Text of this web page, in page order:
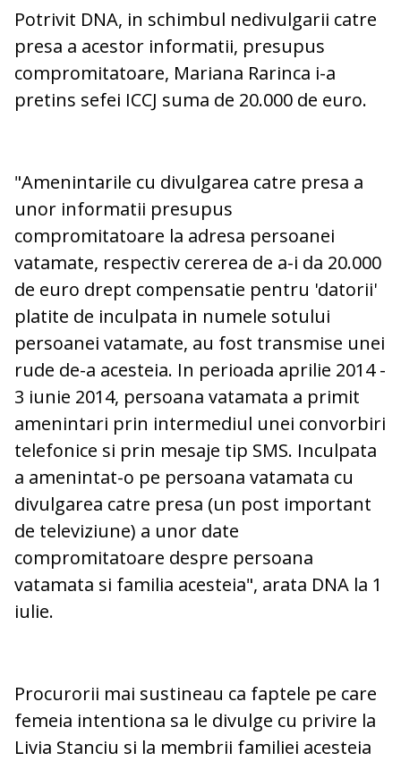
Potrivit DNA, in schimbul nedivulgarii catre
presa a acestor informatii, presupus
compromitatoare, Mariana Rarinca i-a
pretins sefei ICCJ suma de 20.000 de euro.
"Amenintarile cu divulgarea catre presa a
unor informatii presupus
compromitatoare la adresa persoanei
vatamate, respectiv cererea de a-i da 20.000
de euro drept compensatie pentru 'datorii'
platite de inculpata in numele sotului
persoanei vatamate, au fost transmise unei
rude de-a acesteia. In perioada aprilie 2014 -
3 iunie 2014, persoana vatamata a primit
amenintari prin intermediul unei convorbiri
telefonice si prin mesaje tip SMS. Inculpata
a amenintat-o pe persoana vatamata cu
divulgarea catre presa (un post important
de televiziune) a unor date
compromitatoare despre persoana
vatamata si familia acesteia", arata DNA la 1
iulie.
Procurorii mai sustineau ca faptele pe care
femeia intentiona sa le divulge cu privire la
Livia Stanciu si la membrii familiei acesteia